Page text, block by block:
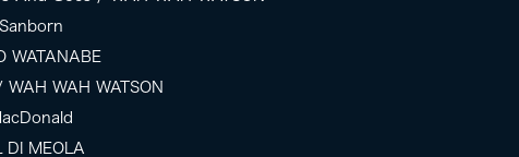
WATANABE
WAH WATSON
DI MEOLA